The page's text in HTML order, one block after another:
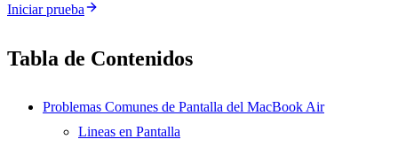
Iniciar prueba
Tabla de Contenidos
Problemas Comunes de Pantalla del MacBook Air
Lineas en Pantalla